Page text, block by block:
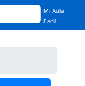
Mi Aula
Facil